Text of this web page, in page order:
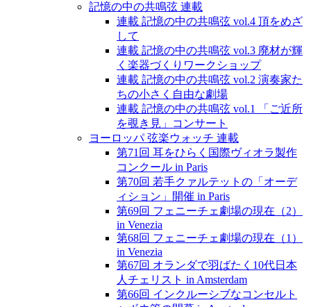
記憶の中の共鳴弦 連載
連載 記憶の中の共鳴弦 vol.4 頂をめざ
して
連載 記憶の中の共鳴弦 vol.3 廃材が輝
く楽器づくりワークショップ
連載 記憶の中の共鳴弦 vol.2 演奏家た
ちの小さく自由な劇場
連載 記憶の中の共鳴弦 vol.1 「ご近所
を覗き見」コンサート
ヨーロッパ 弦楽ウォッチ 連載
第71回 耳をひらく国際ヴィオラ製作
コンクール in Paris
第70回 若手クァルテットの「オーデ
ィション」開催 in Paris
第69回 フェニーチェ劇場の現在（2）
in Venezia
第68回 フェニーチェ劇場の現在（1）
in Venezia
第67回 オランダで羽ばたく10代日本
人チェリスト in Amsterdam
第66回 インクルーシブなコンセルト